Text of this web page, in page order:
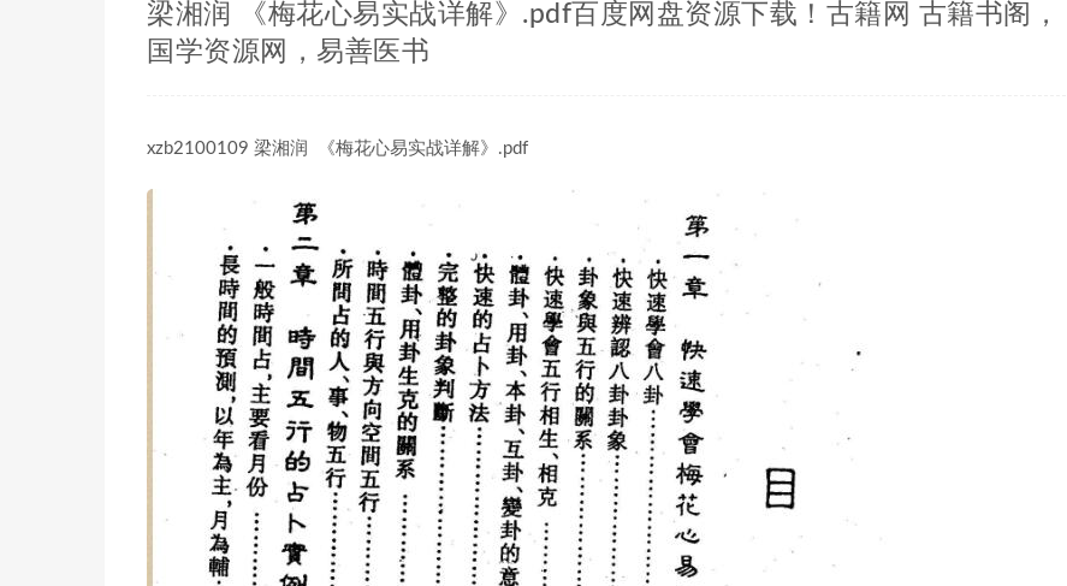
梁湘润 《梅花心易实战详解》.pdf百度网盘资源下载！古籍网 古籍书阁，
国学资源网，易善医书
xzb2100109 梁湘润 《梅花心易实战详解》.pdf